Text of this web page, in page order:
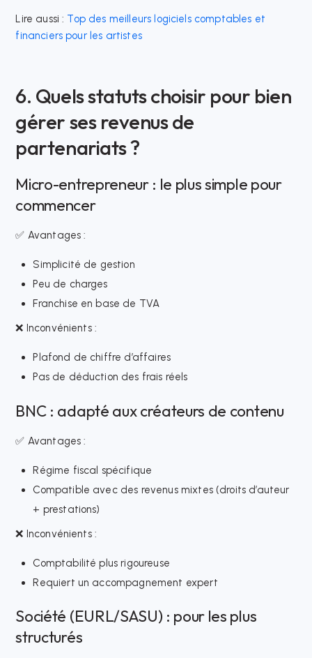
Lire aussi : Top des meilleurs logiciels comptables et
financiers pour les artistes
6. Quels statuts choisir pour bien
gérer ses revenus de
partenariats ?
Micro-entrepreneur : le plus simple pour
commencer
✅ Avantages :
Simplicité de gestion
Peu de charges
Franchise en base de TVA
❌ Inconvénients :
Plafond de chiffre d’affaires
Pas de déduction des frais réels
BNC : adapté aux créateurs de contenu
✅ Avantages :
Régime fiscal spécifique
Compatible avec des revenus mixtes (droits d’auteur
+ prestations)
❌ Inconvénients :
Comptabilité plus rigoureuse
Requiert un accompagnement expert
Société (EURL/SASU) : pour les plus
structurés